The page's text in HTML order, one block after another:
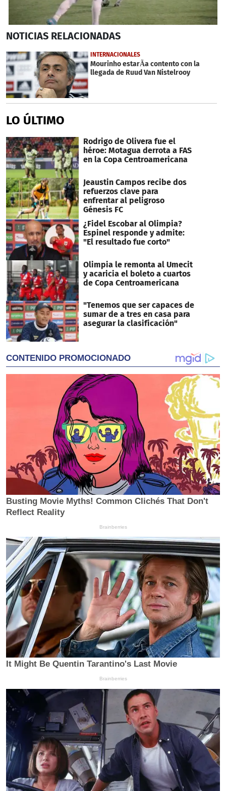
seconds
25
seconds
NOTICIAS RELACIONADAS
INTERNACIONALES
Mourinho estarÃ­a contento con la
llegada de Ruud Van Nistelrooy
LO ÚLTIMO
Rodrigo de Olivera fue el
héroe: Motagua derrota a FAS
en la Copa Centroamericana
Jeaustin Campos recibe dos
refuerzos clave para
enfrentar al peligroso
Génesis FC
¿Fidel Escobar al Olimpia?
Espinel responde y admite:
"El resultado fue corto"
Olimpia le remonta al Umecit
y acaricia el boleto a cuartos
de Copa Centroamericana
"Tenemos que ser capaces de
sumar de a tres en casa para
asegurar la clasificación"